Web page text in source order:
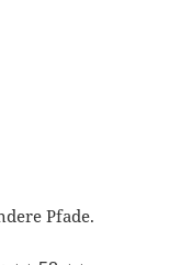
Pfade.